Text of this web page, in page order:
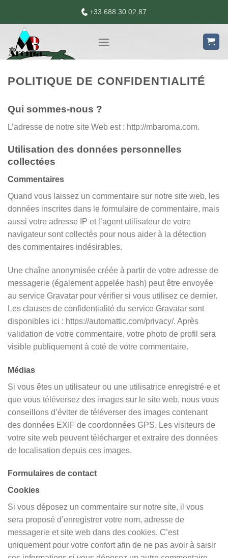
content
+33 688 30 02 87
POLITIQUE DE CONFIDENTIALITÉ
Qui sommes-nous ?
L’adresse de notre site Web est : http://mbaroma.com.
Utilisation des données personnelles
collectées
Commentaires
Quand vous laissez un commentaire sur notre site web, les
données inscrites dans le formulaire de commentaire, mais
aussi votre adresse IP et l’agent utilisateur de votre
navigateur sont collectés pour nous aider à la détection
des commentaires indésirables.
Une chaîne anonymisée créée à partir de votre adresse de
messagerie (également appelée hash) peut être envoyée
au service Gravatar pour vérifier si vous utilisez ce dernier.
Les clauses de confidentialité du service Gravatar sont
disponibles ici : https://automattic.com/privacy/. Après
validation de votre commentaire, votre photo de profil sera
visible publiquement à coté de votre commentaire.
Médias
Si vous êtes un utilisateur ou une utilisatrice enregistré·e et
que vous téléversez des images sur le site web, nous vous
conseillons d’éviter de téléverser des images contenant
des données EXIF de coordonnées GPS. Les visiteurs de
votre site web peuvent télécharger et extraire des données
de localisation depuis ces images.
Formulaires de contact
Cookies
Si vous déposez un commentaire sur notre site, il vous
sera proposé d’enregistrer votre nom, adresse de
messagerie et site web dans des cookies. C’est
uniquement pour votre confort afin de ne pas avoir à saisir